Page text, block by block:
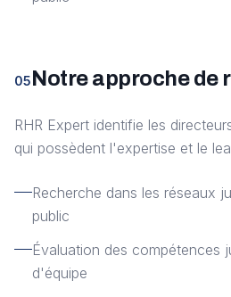
05Notre approche de
RHR Expert identifie les
qui possèdent l'expertise et le
Recherche dans les réseaux
public
Évaluation des compétences
d'équipe